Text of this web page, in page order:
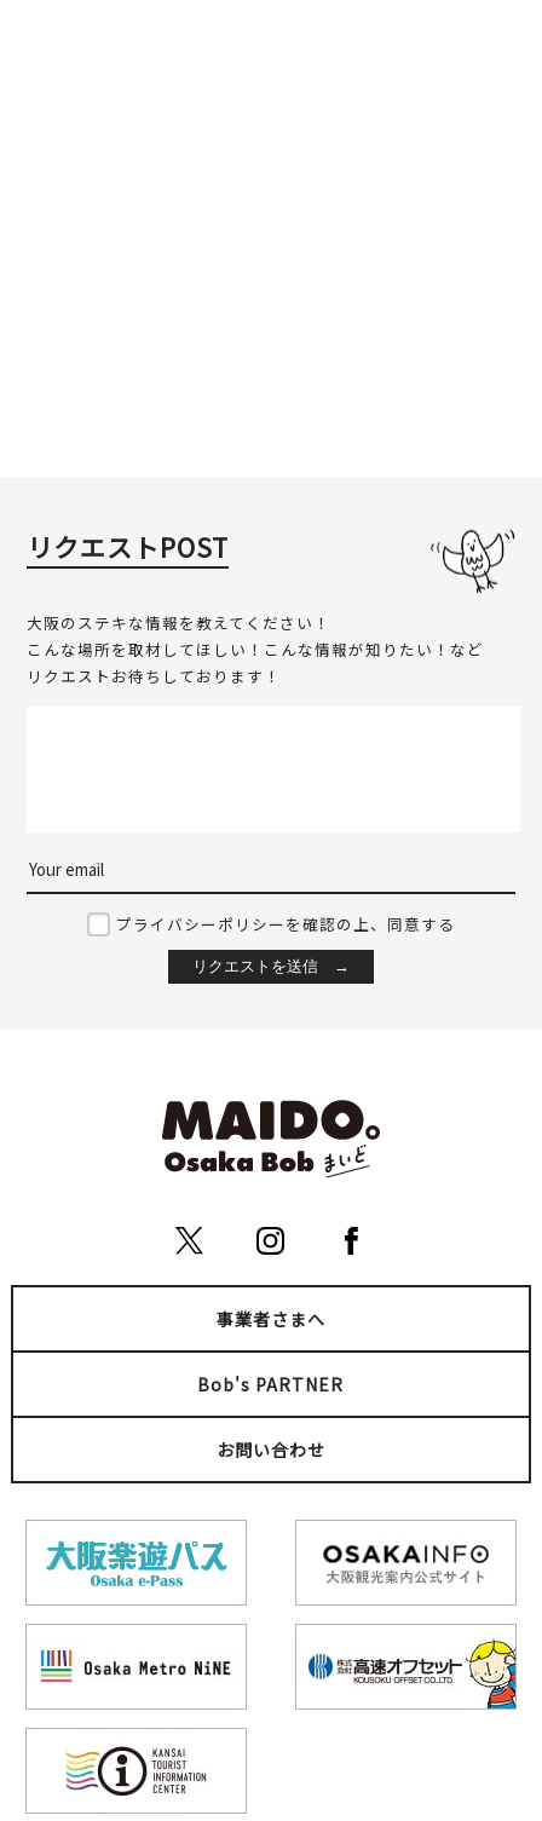
リクエストPOST
大阪のステキな情報を教えてください！
こんな場所を取材してほしい！こんな情報が知りたい！など
リクエストお待ちしております！
プライバシーポリシーを確認の上、同意する
事業者さまへ
Bob's PARTNER
お問い合わせ